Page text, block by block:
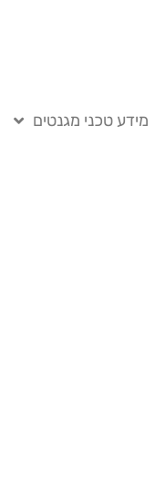
מידע טכני מגנטים